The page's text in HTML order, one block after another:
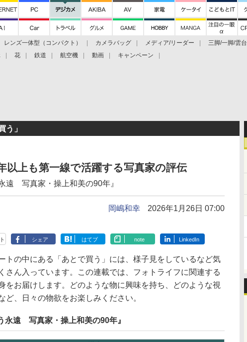
レンズ一体型（コンパクト） カメラバッグ メディア/リーダー 三脚/一脚/雲台
花 鉄道 航空機 動画 キャンペーン
う」
以上も第一線で活躍する写真家の評伝
遠 写真家・操上和美の90年』
岡嶋和幸 2026年1月26日 07:00
シェア はてブ note LinkedIn
トの中にある「あとで買う」には、様子見をしているなど気
さん入っています。この連載では、フォトライフに関連する
をお届けします。どのような物に興味を持ち、どのような視
ど、日々の物欲をお楽しみください。
永遠 写真家・操上和美の90年』